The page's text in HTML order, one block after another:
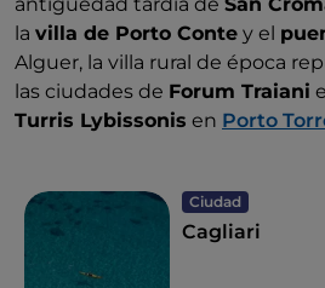
la villa de Porto Conte y el
Alguer, la villa rural de época
las ciudades de Forum Traiani
Turris Lybissonis en Porto
Ciudad
Cagliari